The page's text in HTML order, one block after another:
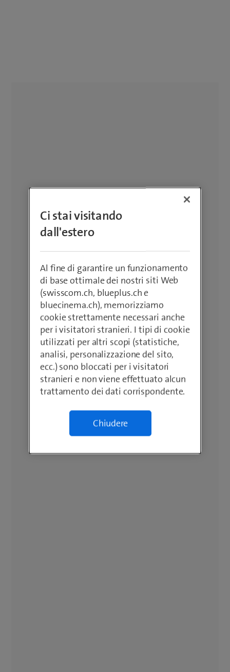
Ci stai visitando
dall'estero
Al fine di garantire un funzionamento
di base ottimale dei nostri siti Web
(swisscom.ch, blueplus.ch e
bluecinema.ch), memorizziamo
cookie strettamente necessari anche
per i visitatori stranieri. I tipi di cookie
utilizzati per altri scopi (statistiche,
analisi, personalizzazione del sito,
ecc.) sono bloccati per i visitatori
stranieri e non viene effettuato alcun
trattamento dei dati corrispondente.
Chiudere